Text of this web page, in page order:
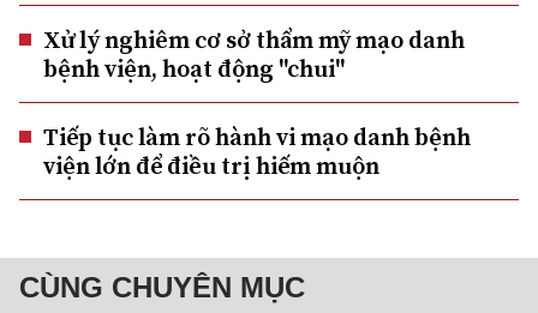
Xử lý nghiêm cơ sở thẩm mỹ mạo danh
bệnh viện, hoạt động "chui"
Tiếp tục làm rõ hành vi mạo danh bệnh
viện lớn để điều trị hiếm muộn
CÙNG CHUYÊN MỤC